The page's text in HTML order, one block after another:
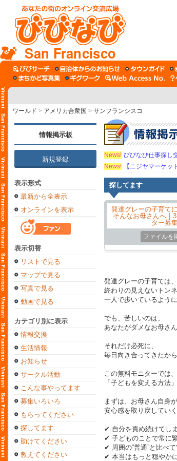
San Francisco
ワールド > アメリカ合衆国 > サンフランシスコ
情報掲示板
新規登録
表示形式
最新から全表示
オンラインを表示
表示切替
リストで見る
マップで見る
写真で見る
動画で見る
カテゴリ別に表示
情報交換
生活情報
お知らせ
サークル活動
こんな事やってます
募集いろいろ
もらってください
探してます
助けてください
教えてください
News! びびなび仕事探し
News!
【ニジヤマーケ
探してます
ファイルを
発達グレーの子育ては、
終わりの見えないトンネ
一人で歩いているよう
でも、苦しいのは、
あなたがダメなお母さ
それだけ必死に、
毎日向き合ってきたから
この無料モニターでは、
「子どもを変える方法
まずは、お母さん自身が
安心感を取り戻してい
✔ 自分を責め続けてし
✔ 子どものことで常に
✔ 周囲の“普通”と比べ
✔ 本当はもっと穏やか